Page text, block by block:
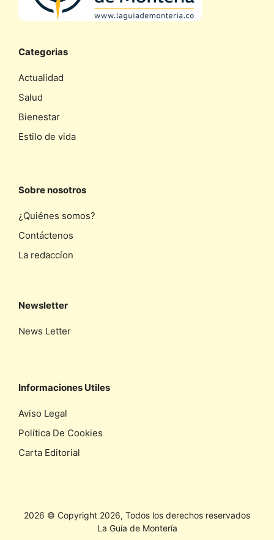
Categorias
Actualidad
Salud
Bienestar
Estilo de vida
Sobre nosotros
¿Quiénes somos?
Contáctenos
La redaccíon
Newsletter
News Letter
Informaciones Utiles
Aviso Legal
Política De Cookies
Carta Editorial
2026 © Copyright 2026, Todos los derechos reservados
La Guía de Montería